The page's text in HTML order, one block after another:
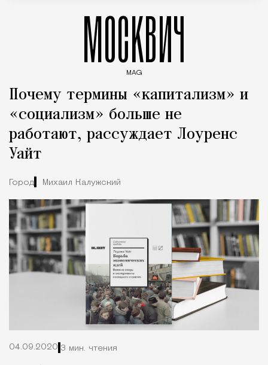
МОСКВИЧ
MAG
Почему термины «капитализм» и
«социализм» больше не
работают, рассуждает Лоуренс
Уайт
Город Михаил Калужский
04.09.2020 3 мин. чтения